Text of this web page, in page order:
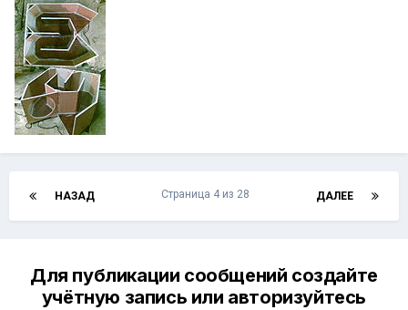
НАЗАД ДАЛЕЕ
Страница 4 из 28
Для публикации сообщений создайте
учётную запись или авторизуйтесь